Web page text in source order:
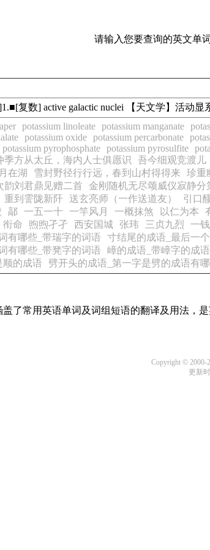
请输入您要查询的英文单词
复数] active galactic nuclei 【天文学】活动
potassium linoleate potassium manganate
potassium oxide potassium percarbonate
potassium pyrophosphate potassium pyrosulfite
季方从太丘，海内人士俱愿识 吾今细观竞渡儿
在湖
雪封野径行行远，春到山村得得来 珍重
韵刘君鼎见赠二首 金刚随机无尽颂威仪寂静分
重到霅陇新阡 送玄亮师（一作送道友） 引口
鄗 一五一十 一竿风月 一概抹煞 以仁为本
衔命 煦煦孑孑 西安国城 张玮 三贞九烈 一
有哪些_带瑞字的词语
寸结尾的成语_最后一
有哪些_带凳字的词语
嶂的成语_带嶂字的成
顺的成语
劈开头的成语_第一字是劈的成语有
了常用英语单词及词组短语的翻译及用法，是
Copyright © 2000-
更新